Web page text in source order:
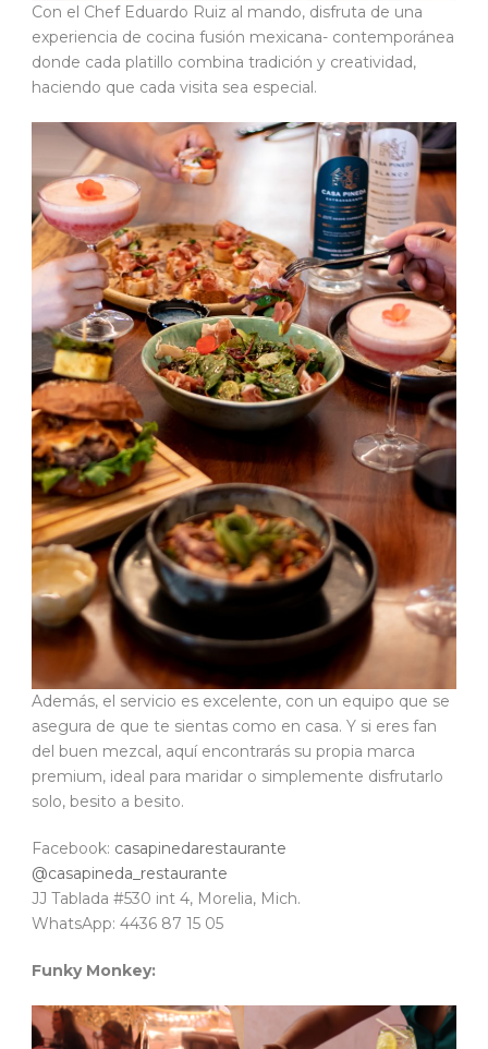
Con el Chef Eduardo Ruiz al mando, disfruta de una
experiencia de cocina fusión mexicana- contemporánea
donde cada platillo combina tradición y creatividad,
haciendo que cada visita sea especial.
Además, el servicio es excelente, con un equipo que se
asegura de que te sientas como en casa. Y si eres fan
del buen mezcal, aquí encontrarás su propia marca
premium, ideal para maridar o simplemente disfrutarlo
solo, besito a besito.
Facebook: casapinedarestaurante
@casapineda_restaurante
JJ Tablada #530 int 4, Morelia, Mich.
WhatsApp: 4436 87 15 05
Funky Monkey: